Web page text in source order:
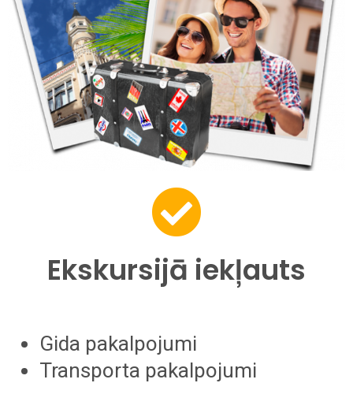
Ekskursijā iekļauts
Gida pakalpojumi
Transporta pakalpojumi